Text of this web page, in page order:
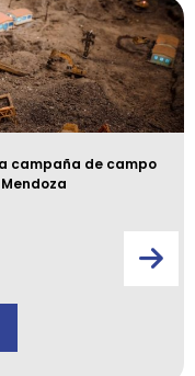
campaña de campo